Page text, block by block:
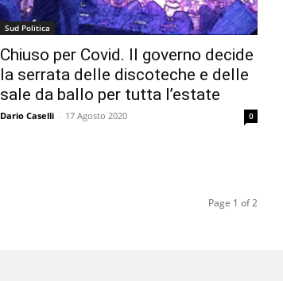
Sud Politica
Chiuso per Covid. Il governo decide
la serrata delle discoteche e delle
sale da ballo per tutta l’estate
Dario Caselli - 17 Agosto 2020 0
Page 1 of 2